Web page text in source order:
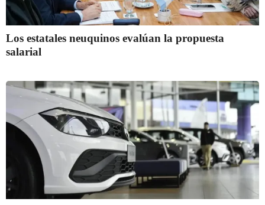
Los estatales neuquinos evalúan la propuesta
salarial